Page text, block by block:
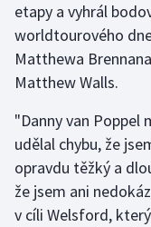
Lyže a snowboard
Motorsport
Olympijské hry
Parasport
etapy a vyhrál
worldtourového
Matthewa
Matthew Walls.
"Danny van Poppel
udělal chybu, že
opravdu těžký a
že jsem ani
v cíli Welsford,